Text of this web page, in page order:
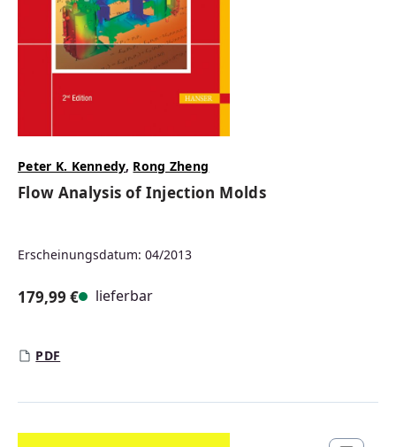
Peter K. Kennedy, Rong Zheng
Flow Analysis of Injection Molds
Erscheinungsdatum: 04/2013
179,99 € lieferbar
PDF